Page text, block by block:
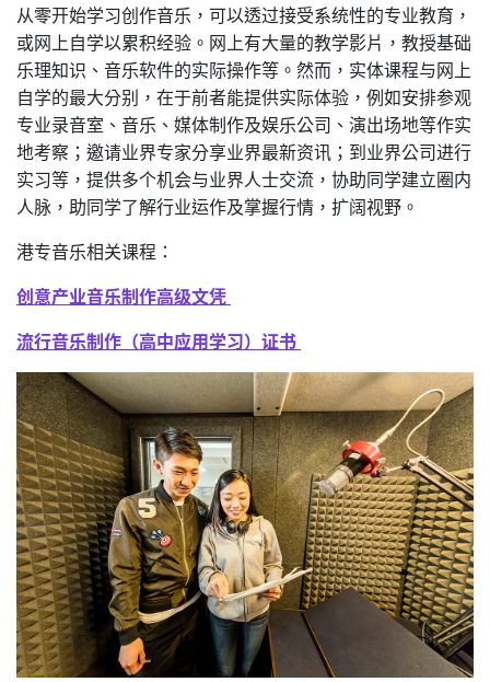
从零开始学习创作音乐，可以透过接受系统性的专业教育，
或网上自学以累积经验。网上有大量的教学影片，教授基础
乐理知识、音乐软件的实际操作等。然而，实体课程与网上
自学的最大分别，在于前者能提供实际体验，例如安排参观
专业录音室、音乐、媒体制作及娱乐公司、演出场地等作实
地考察；邀请业界专家分享业界最新资讯；到业界公司进行
实习等，提供多个机会与业界人士交流，协助同学建立圈内
人脉，助同学了解行业运作及掌握行情，扩阔视野。
港专音乐相关课程：
创意产业音乐制作高级文凭
流行音乐制作（高中应用学习）证书